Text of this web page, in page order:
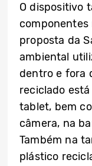
O dispositivo
componentes
proposta da
ambiental
dentro e fora
reciclado
tablet, bem
câmera, na
Também na
plástico